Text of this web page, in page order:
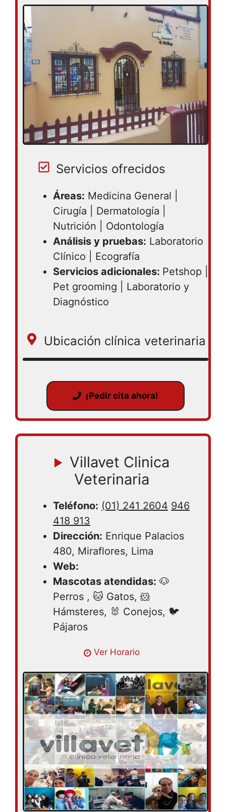
– 07:00PM | Jueves 09:30AM – 07:00PM |
Viernes 09:30AM – 07:00PM | Sábado
09:30AM – 07:00PM | Domingo cerrado
Servicios ofrecidos
Áreas: Medicina General |
Cirugía | Dermatología |
Nutrición | Odontología
Análisis y pruebas: Laboratorio
Clínico | Ecografía
Servicios adicionales: Petshop |
Pet grooming | Laboratorio y
Diagnóstico
Ubicación clínica veterinaria
¡Pedir cita ahora!
Villavet Clinica
Veterinaria
Teléfono: (01) 241 2604 946
418 913
Dirección: Enrique Palacios
480, Miraflores, Lima
Web:
Mascotas atendidas: 🐶
Perros , 🐱 Gatos, 🐹
Hámsteres, 🐰 Conejos, 🐦
Pájaros
Ver Horario